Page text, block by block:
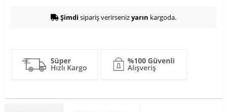
Şimdi sipariş verirsenizyarın kargoda.